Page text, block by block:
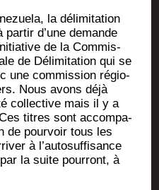
la déli­mi­ta­tion
d’une demande
de la Com­mis­
de Déli­mi­ta­tion qui se
une com­mis­sion régio­
Nous avons déjà
col­lec­tive mais il y a
titres sont accom­pa­
de pour­voir tous les
à l’autosuffisance
la suite pour­ront, à